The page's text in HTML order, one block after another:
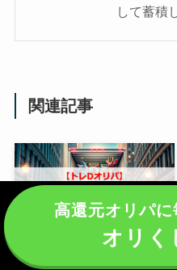
して蓄積
関連記事
【サービス終了】トレDオ
高還元オリパに
オリく